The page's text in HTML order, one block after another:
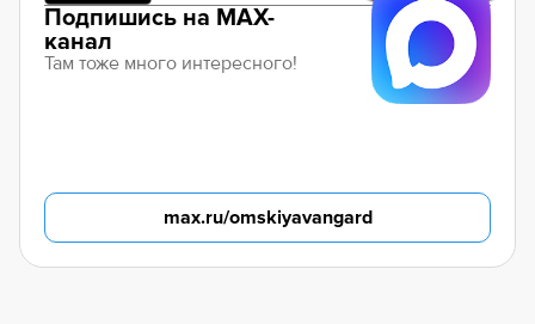
Подпишись на MAX-
канал
Там тоже много интересного!
max.ru/omskiyavangard